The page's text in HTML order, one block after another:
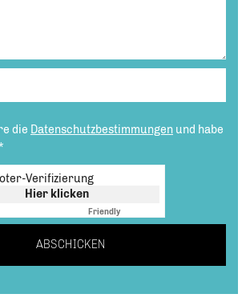
die Datenschutzbestimmungen und habe
Verifizierung
Hier klicken
Friendly
ABSCHICKEN